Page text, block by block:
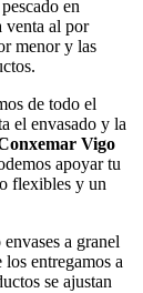
en
venta al por
menor y las
de todo el
el envasado y la
Vigo
apoyar tu
flexibles y un
a granel
entregamos a
se ajustan